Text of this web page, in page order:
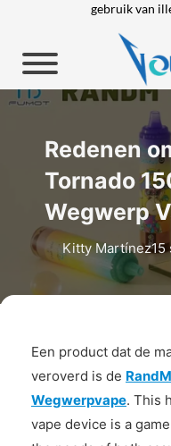
gebruik van
Redenen
Tornado
Wegwerp
Kitty Martínez15
Een product dat de
veroverd is de
Wegwerpvape. This
vape device is a